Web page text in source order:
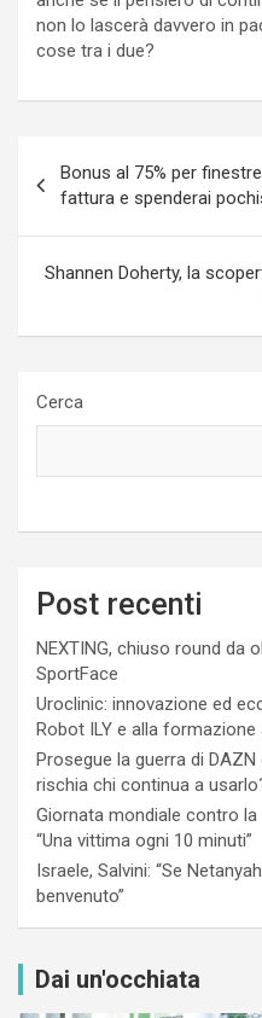
non lo lascerà davvero in
cose tra i due?
articoli
Bonus al 75% per
fattura e spenderai
Shannen Doherty, la
Cerca
Post recenti
NEXTING, chiuso round da
SportFace
Uroclinic: innovazione ed
Robot ILY e alla formazione
Prosegue la guerra di
rischia chi continua a
Giornata mondiale contro la
“Una vittima ogni 10 minuti”
Israele, Salvini: “Se
benvenuto”
Dai un'occhiata